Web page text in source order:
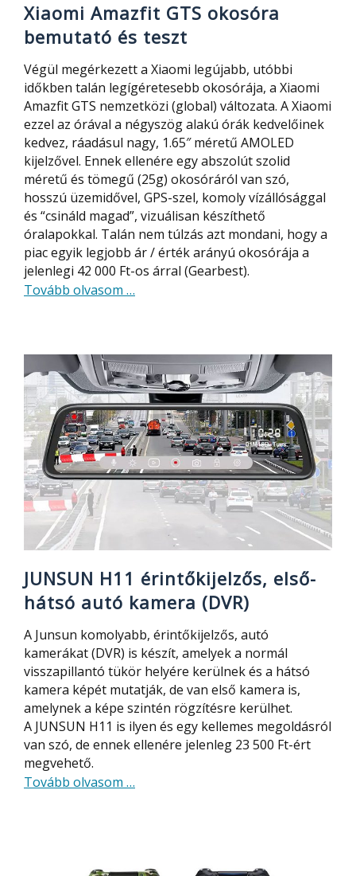
Xiaomi Amazfit GTS okosóra
bemutató és teszt
Végül megérkezett a Xiaomi legújabb, utóbbi
időkben talán legígéretesebb okosórája, a Xiaomi
Amazfit GTS nemzetközi (global) változata. A Xiaomi
ezzel az órával a négyszög alakú órák kedvelőinek
kedvez, ráadásul nagy, 1.65″ méretű AMOLED
kijelzővel. Ennek ellenére egy abszolút szolid
méretű és tömegű (25g) okosóráról van szó,
hosszú üzemidővel, GPS-szel, komoly vízállósággal
és “csináld magad”, vizuálisan készíthető
óralapokkal. Talán nem túlzás azt mondani, hogy a
piac egyik legjobb ár / érték arányú okosórája a
jelenlegi 42 000 Ft-os árral (Gearbest).
Tovább olvasom about
okosóra
bemutató
és
teszt
…
JUNSUN H11 érintőkijelzős, első-
hátsó autó kamera (DVR)
A Junsun komolyabb, érintőkijelzős, autó
kamerákat (DVR) is készít, amelyek a normál
visszapillantó tükör helyére kerülnek és a hátsó
kamera képét mutatják, de van első kamera is,
amelynek a képe szintén rögzítésre kerülhet.
A JUNSUN H11 is ilyen és egy kellemes megoldásról
van szó, de ennek ellenére jelenleg 23 500 Ft-ért
megvehető.
Tovább olvasom about
…